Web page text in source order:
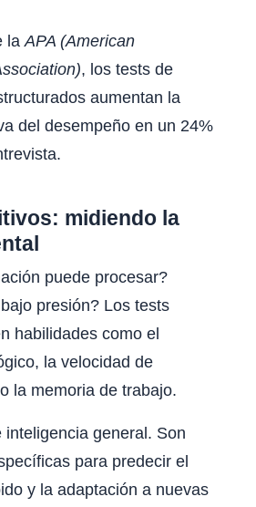
la APA (American
, los tests de
aumentan la
del desempeño en un 24%
midiendo la
puede procesar?
presión? Los tests
habilidades como el
la velocidad de
la memoria de trabajo.
inteligencia general. Son
para predecir el
y la adaptación a nuevas